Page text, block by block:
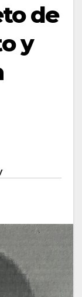
de
y